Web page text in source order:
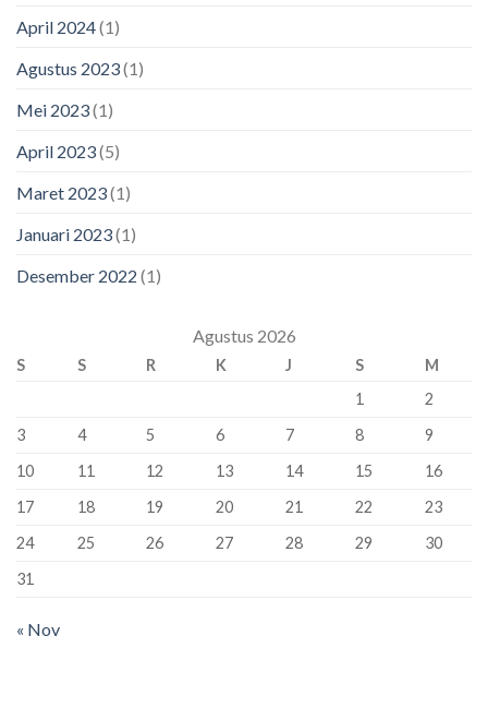
April 2024(1)
Agustus 2023(1)
Mei 2023(1)
April 2023(5)
Maret 2023(1)
Januari 2023(1)
Desember 2022 (1)
Agustus 2026
S S R K J S
M
1
2
3
4 5 6 7 8
9
10
11 12 13 14 15
16
17
18 19 20 21 22
23
24
25 26 27 28 29
30
31
« Nov